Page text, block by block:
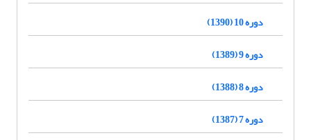
دوره 10 (1390)
دوره 9 (1389)
دوره 8 (1388)
دوره 7 (1387)